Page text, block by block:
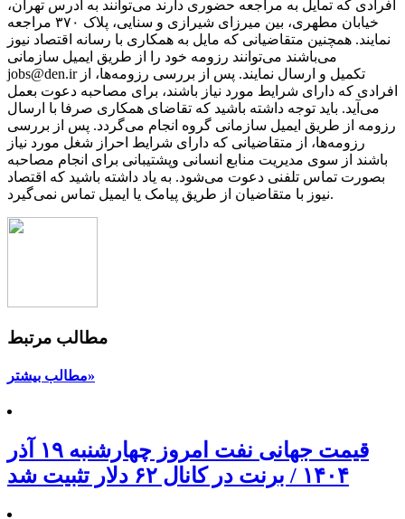
افرادی که تمایل به مراجعه حضوری دارند می‌توانند به آدرس تهران،
خیابان مطهری، بین میرزای شیرازی و سنایی، پلاک ۳۷۰ مراجعه
نمایند. همچنین متقاضیانی که مایل به همکاری با رسانه‌ اقتصاد نیوز
می‌باشند می‌توانند رزومه خود را از طریق ایمیل سازمانی
jobs@den.ir تکمیل و ارسال نمایند. پس از بررسی رزومه‌ها، از
افرادی که دارای شرایط مورد نیاز باشند، برای مصاحبه دعوت بعمل
می‌آید. باید توجه داشته باشید که تقاضای همکاری صرفا با ارسال
رزومه از طریق ایمیل سازمانی گروه انجام می‌گردد. پس از بررسی
رزومه‌ها، از متقاضیانی که دارای شرایط احراز شغل مورد نیاز
باشند از سوی مدیریت منابع انسانی وپشتیبانی برای انجام مصاحبه
بصورت تماس تلفنی دعوت می‌شود. به یاد داشته باشید که اقتصاد
نیوز با متقاضیان از طریق پیامک یا ایمیل تماس نمی‌گیرد.
مطالب مرتبط
مطالب بیشتر»
قیمت جهانی نفت امروز چهارشنبه ۱۹ آذر
۱۴۰۴ / برنت در کانال ۶۲ دلار تثبیت شد